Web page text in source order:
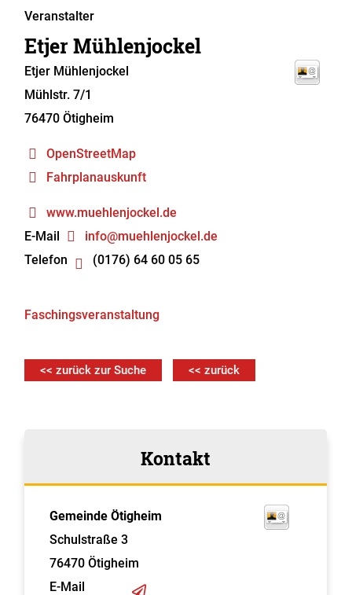
Veranstalter
Etjer Mühlenjockel
Etjer Mühlenjockel
Mühlstr. 7/1
76470 Ötigheim
OpenStreetMap
Fahrplanauskunft
www.muehlenjockel.de
E-Mail
info@muehlenjockel.de
Telefon
(0176) 64 60 05 65
Faschingsveranstaltung
<< zurück zur Suche << zurück
Kontakt
Gemeinde Ötigheim
Schulstraße 3
76470 Ötigheim
E-Mail